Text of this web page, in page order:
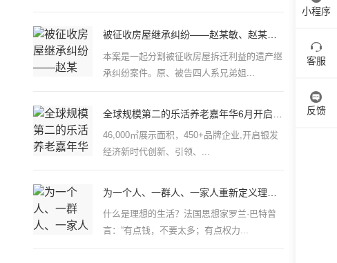
被征收房屋继承纠纷——赵某敏、赵某俊 诉
本案是一起分割被征收房屋拆迁利益的遗产继
承纠纷案件。原、被告四人系兄弟姐...
46,000㎡展示面积，450+品牌企业,开启银发
经济新时代创新、引领、...
什么是理想的生活？法国思想家罗兰·巴特曾
言：“有点钱，不要太多；有点权力...
小程序
客服
反馈